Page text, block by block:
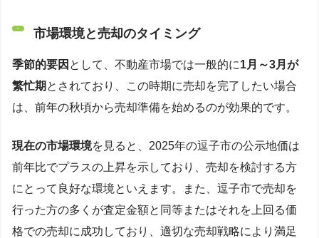
市場環境と売却のタイミング
季節的要因 として、不動産市場では一般的に1月～3月が
繁忙期 とされており、この時期に売却を完了したい場合
は、前年の秋頃から売却準備を始めるのが効果的です。
現在の市場環境を見ると、2025年の逗子市の公示地価は
前年比でプラスの上昇を示しており、売却を検討する方
にとって良好な環境といえます。また、逗子市で売却を
行った方の多くが査定金額と同等またはそれを上回る価
格での売却に成功しており、適切な売却戦略により満足